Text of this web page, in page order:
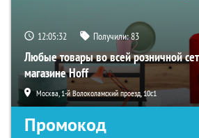
12:05:31 Получили:83
Любые товары во всей розничной
магазине Hoff
Москва, 1-й Волоколамский проезд, 10с1
Промокод